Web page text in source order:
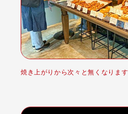
焼き上がりから次々と無くなります